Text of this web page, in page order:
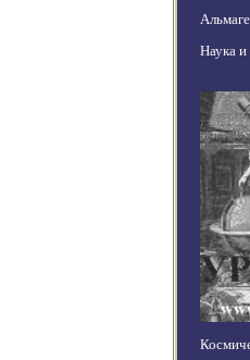
Наука и